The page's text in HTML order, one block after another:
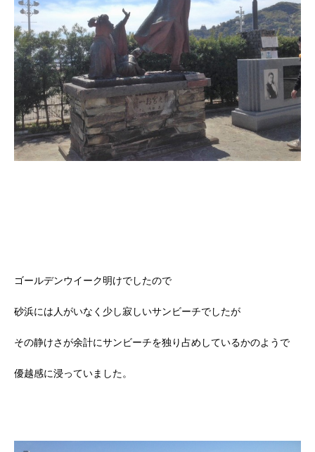
ゴールデンウイーク明けでしたので
砂浜には人がいなく少し寂しいサンビーチでしたが
その静けさが余計にサンビーチを独り占めしているかのようで
優越感に浸っていました。